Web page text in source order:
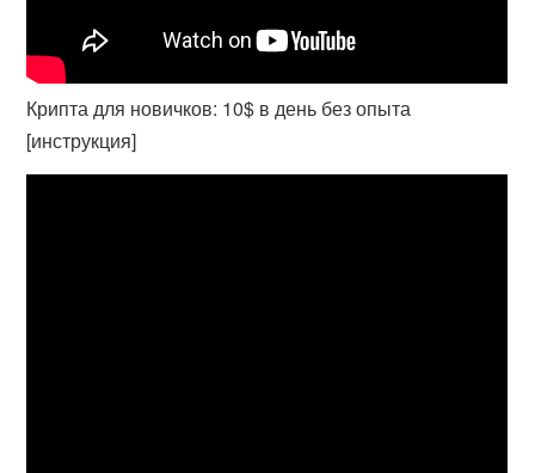
Крипта для новичков: 10$ в день без опыта
[инструкция]